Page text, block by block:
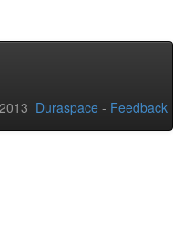
Duraspace - Feedback